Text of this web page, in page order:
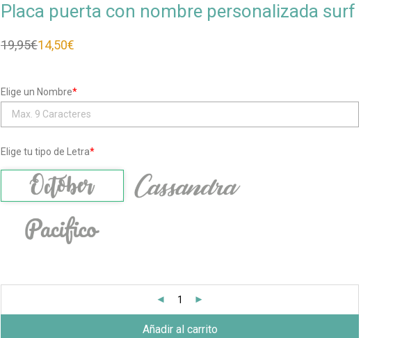
Placa puerta con nombre personalizada surf
19,95€
El
19,95€.
14,50€
El
14,50€.
Elige un Nombre*
Elige tu tipo de Letra*
Añadir al carrito